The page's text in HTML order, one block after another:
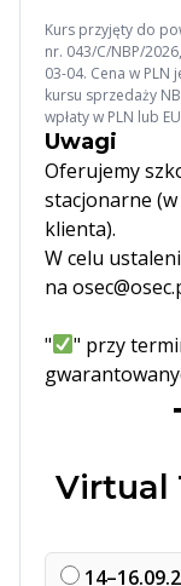
Kurs przyjęty do
nr. 043/C/NBP/
03-04. Cena w PLN
kursu sprzedaży
wpłaty w PLN lub
Uwagi
Oferujemy
stacjonarne
klienta).
W celu
na
"
" przy
Virtual